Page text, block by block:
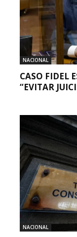
NACIONAL
CASO FIDEL
“EVITAR
NACIONAL